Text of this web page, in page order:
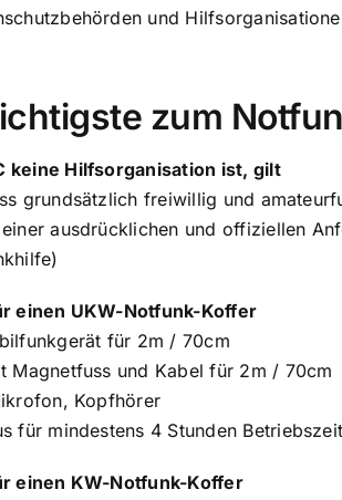
und
zum
keine Hilfsorganisation ist, gilt
grundsätzlich freiwillig und
ausdrücklichen und offiziellen
einen UKW-Notfunk-Koffer
für 2m / 70cm
Magnetfuss und Kabel für 2m / 70cm
Kopfhörer
für mindestens 4 Stunden Betriebszeit
einen KW-Notfunk-Koffer